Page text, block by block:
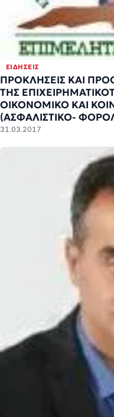
ΕΙΔΉΣΕΙΣ
ΠΡΟΚΛΗΣΕΙΣ ΚΑΙ
ΤΗΣ
ΟΙΚΟΝΟΜΙΚΟ ΚΑΙ
(ΑΣΦΑΛΙΣΤΙΚΟ-
31.03.2017